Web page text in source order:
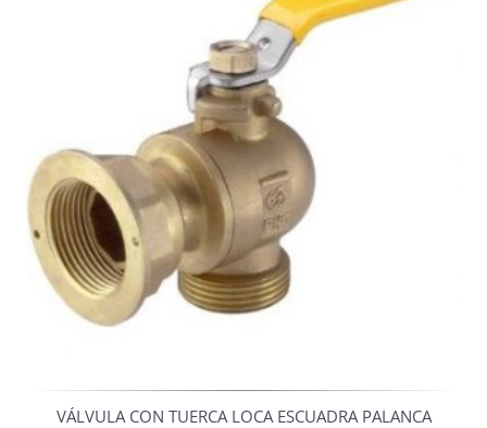
VÁLVULA CON TUERCA LOCA ESCUADRA PALANCA